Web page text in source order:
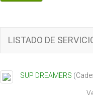
LISTADO DE
SUP DREAMERS (